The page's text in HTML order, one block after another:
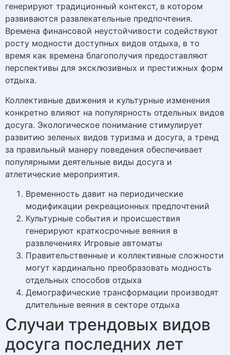
генерируют традиционный контекст, в котором
развиваются развлекательные предпочтения.
Времена финансовой неустойчивости содействуют
росту модности доступных видов отдыха, в то
время как времена благополучия предоставляют
перспективы для эксклюзивных и престижных форм
отдыха.
Коллективные движения и культурные изменения
конкретно влияют на популярность отдельных видов
досуга. Экологическое понимание стимулирует
развитию зеленых видов туризма и досуга, а тренд
за правильный манеру поведения обеспечивает
популярными деятельные виды досуга и
атлетические мероприятия.
Временность давит на периодические
модификации рекреационных предпочтений
Культурные события и происшествия
генерируют краткосрочные веяния в
развлечениях Игровые автоматы
Правительственные и коллективные сложности
могут кардинально преобразовать модность
отдельных способов отдыха
Демографические трансформации производят
длительные веяния в секторе отдыха
Случаи трендовых видов
досуга последних лет